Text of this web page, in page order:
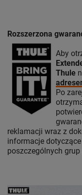
Rozszerzona
Aby
Thule
Po
reklamacji wraz z
informacje
poszczególnych